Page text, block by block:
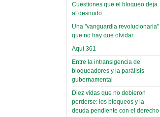
Leer Más...
Read more...
Cosmética
descolonizadora
(Miscelánea
palaciega 7)
El Infamatorio
Lunes, 27 Mayo 2019
Read more...
Creacionismo,
Cuestiones que el bloqueo deja
al desnudo
Una "vanguardia revolucionaria"
que no hay que olvidar
Aquí 361
Entre la intransigencia de
bloqueadores y la parálisis
gubernamental
Diez vidas que no debieron
perderse: los bloqueos y la
deuda pendiente con el derecho